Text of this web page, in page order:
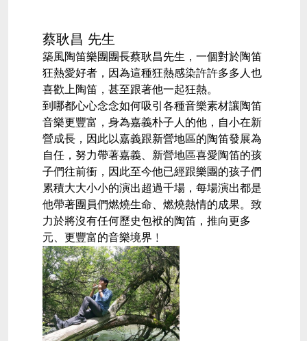
蔡耿昌 先生
築風陶笛樂團團長蔡耿昌先生，一個對於陶笛
狂熱愛好者，因為這種狂熱感染許許多多人也
喜歡上陶笛，甚至跟著他一起狂熱。
到哪都心心念念如何吸引各種音樂素材讓陶笛
音樂更豐富，身為嘉義朴子人的他，自小在新
營成長，因此以嘉義跟新營地區的陶笛發展為
自任，努力帶著嘉義、新營地區喜愛陶笛的孩
子們往前衝，因此至今他已經跟樂團的孩子們
累積大大小小的演出超過千場，每場演出都是
他帶著團員們燃燒生命、燃燒熱情的成果。致
力於將沒有任何歷史包袱的陶笛，推向更多
元、更豐富的音樂境界﹗